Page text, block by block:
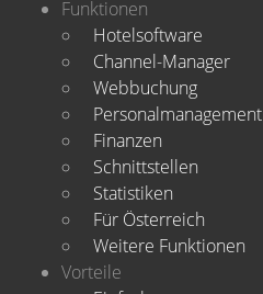
Funktionen
Hotelsoftware
Channel-Manager
Webbuchung
Personalmanagement
Finanzen
Schnittstellen
Statistiken
Für Österreich
Weitere Funktionen
Vorteile